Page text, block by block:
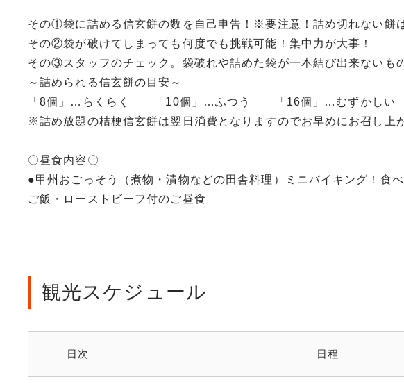
その①袋に詰める信玄餅の数を自己申告！※要注意！詰め切れない餅
その②袋が破けてしまっても何度でも挑戦可能！集中力が大事！
その③スタッフのチェック。袋破れや詰めた袋が一本結び出来ないも
～詰められる信玄餅の目安～
「8個」…らくらく 「10個」…ふつう 「16個」…むずかしい
※詰め放題の桔梗信玄餅は翌日消費となりますのでお早めにお召し上
〇昼食内容〇
●甲州おごっそう（煮物・漬物などの田舎料理）ミニバイキング！食
ご飯・ローストビーフ付のご昼食
観光スケジュール
日次 日程